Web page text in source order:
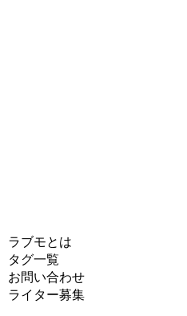
ラブモとは
タグ一覧
お問い合わせ
ライター募集